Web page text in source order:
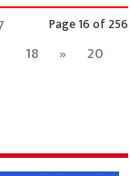
Page 16 of 256
18
»
20